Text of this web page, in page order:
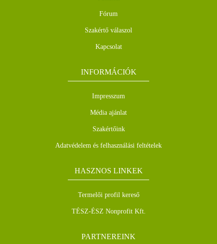
Fórum
Szakértő válaszol
Kapcsolat
INFORMÁCIÓK
Impresszum
Média ajánlat
Szakértőink
Adatvédelem és felhasználási feltételek
HASZNOS LINKEK
Termelői profil kereső
TÉSZ-ÉSZ Nonprofit Kft.
PARTNEREINK